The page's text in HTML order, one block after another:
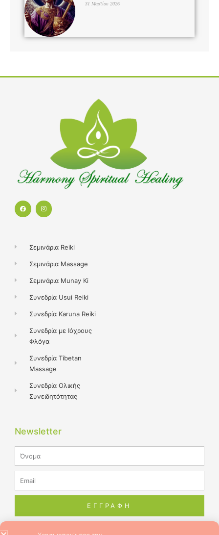
31 Μαρτίου 2026
F
a
I
n
m
Σεμινάρια Reiki
Σεμινάρια Massage
Σεμινάρια Munay Ki
Συνεδρία Usui Reiki
Συνεδρία Karuna Reiki
Συνεδρία με Ιόχρους
Φλόγα
Συνεδρία Tibetan
Massage
Συνεδρία Ολικής
Συνειδητότητας
Newsletter
ΕΓΓΡΑΦΗ